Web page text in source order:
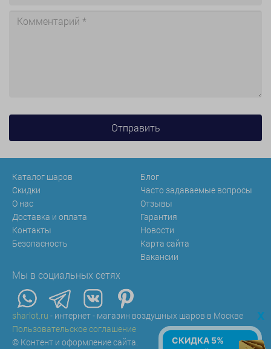
Каталог шаров
Скидки
О нас
Доставка и оплата
Контакты
Безопасность
Блог
Часто задаваемые вопросы
Отзывы
Гарантия
Новости
Карта сайта
Вакансии
Мы в социальных сетях
sharlot.ru - интернет - магазин воздушных шаров в Москве
Пользовательское соглашение
© Контент и оформление сайта.
x
СКИДКА 5%